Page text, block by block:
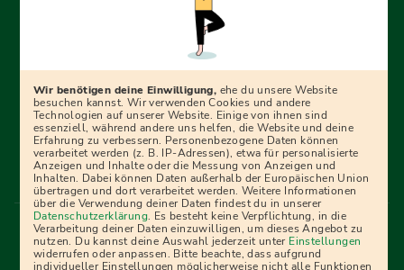
Erfolgreich bewerben mit Ausbildungspark: Wir
begleiten dich Schritt für Schritt bei deinem Start in den
Ratgebern und Prüfungspaketen, interaktiven
Videokursen und vielem mehr. Für alle, die was werden
wollen!
Menü Fußleiste
Impressum Bildquellen Presse
Mediadaten
Partner
AGB Datenschutz
Widerrufsbelehrung
Wir benötigen deine Einwilligung, ehe du unsere Website
besuchen kannst. Wir verwenden Cookies und andere
Technologien auf unserer Website. Einige von ihnen sind
essenziell, während andere uns helfen, die Website und deine
Erfahrung zu verbessern. Personenbezogene Daten können
verarbeitet werden (z. B. IP-Adressen), etwa für personalisierte
Anzeigen und Inhalte oder die Messung von Anzeigen und
Inhalten. Dabei können Daten außerhalb der Europäischen Union
übertragen und dort verarbeitet werden. Weitere Informationen
über die Verwendung deiner Daten findest du in unserer
Datenschutzerklärung. Es besteht keine Verpflichtung, in die
Verarbeitung deiner Daten einzuwilligen, um dieses Angebot zu
nutzen. Du kannst deine Auswahl jederzeit unter Einstellungen
widerrufen oder anpassen. Bitte beachte, dass aufgrund
individueller Einstellungen möglicherweise nicht alle Funktionen